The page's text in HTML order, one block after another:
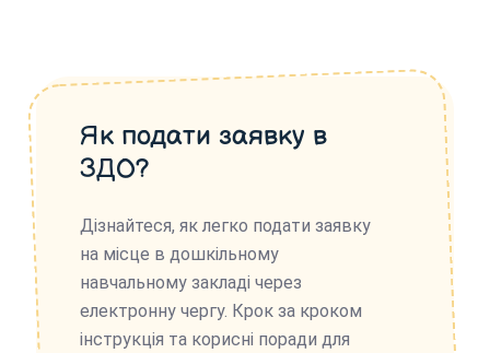
Як подати заявку в
ЗДО?
Дізнайтеся, як легко подати заявку
на місце в дошкільному
навчальному закладі через
електронну чергу. Крок за кроком
інструкція та корисні поради для